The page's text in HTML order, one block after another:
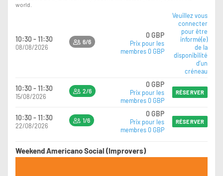
world.
10:30 - 11:30
08/08/2026
6/6
0 GBP
Prix pour les
membres 0 GBP
Veuillez vous
connecter
pour être
informé(e)
de la
disponibilité
d’un
créneau
10:30 - 11:30
15/08/2026
2/6
0 GBP
Prix pour les
membres 0 GBP
RÉSERVER
10:30 - 11:30
22/08/2026
1/6
0 GBP
Prix pour les
membres 0 GBP
RÉSERVER
Weekend Americano Social (Improvers)